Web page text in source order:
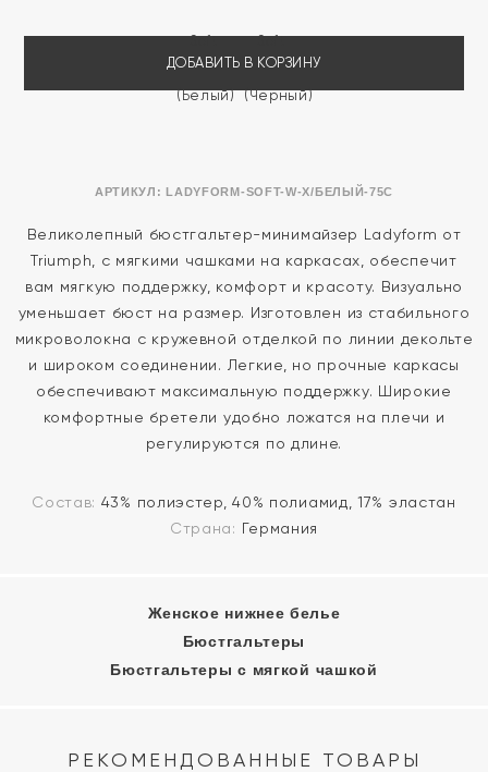
АРТИКУЛ:LADYFORM-SOFT-W-X/БЕЛЫЙ-75C
ДОБАВИТЬ В КОРЗИНУ
Великолепный бюстгальтер-минимайзер Ladyform от
Triumph, с мягкими чашками на каркасах, обеспечит
вам мягкую поддержку, комфорт и красоту. Визуально
уменьшает бюст на размер. Изготовлен из стабильного
микроволокна с кружевной отделкой по линии декольте
и широком соединении. Легкие, но прочные каркасы
обеспечивают максимальную поддержку. Широкие
комфортные бретели удобно ложатся на плечи и
регулируются по длине.
Состав: 43% полиэстер, 40% полиамид, 17% эластан
Страна: Германия
Женское нижнее белье
Бюстгальтеры
Бюстгальтеры с мягкой чашкой
РЕКОМЕНДОВАННЫЕ ТОВАРЫ